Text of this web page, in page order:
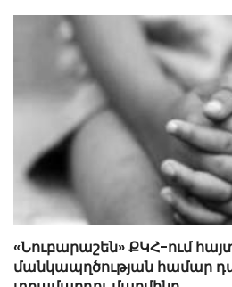
«Նուբարաշեն» ՔԿՀ-ում
մանկապղծության